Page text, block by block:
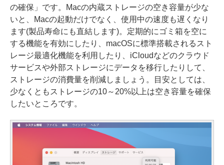
の確保」です。Macの内蔵ストレージの空き容量が少な
いと、Macの起動だけでなく、使用中の速度も遅くなり
ます(製品寿命にも直結します)。定期的にゴミ箱を空に
する機能を有効にしたり、macOSに標準搭載されるスト
レージ最適化機能を利用したり、iCloudなどのクラウド
サービスや外部ストレージにデータを移行したりして、
ストレージの消費量を削減しましょう。目安としては、
少なくともストレージの10～20%以上は空き容量を確保
したいところです。